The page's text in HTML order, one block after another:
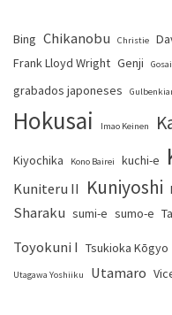
Bing Chikanobu Christie
Frank Lloyd Wright Genji
grabados japoneses
Hokusai Imao Keinen
Kiyochika Kono Bairei kuchi-e
Kuniteru II Kuniyoshi
Sharaku sumi-e sumo-e
Toyokuni I Tsukioka Kōgyo
Utagawa Yoshiiku Utamaro